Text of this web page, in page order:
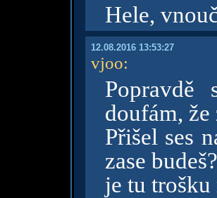
Hele,
12.08.2016 13:53:27
vjoo:
Popravdě
doufám,
Přišel ses
zase
je tu trošku